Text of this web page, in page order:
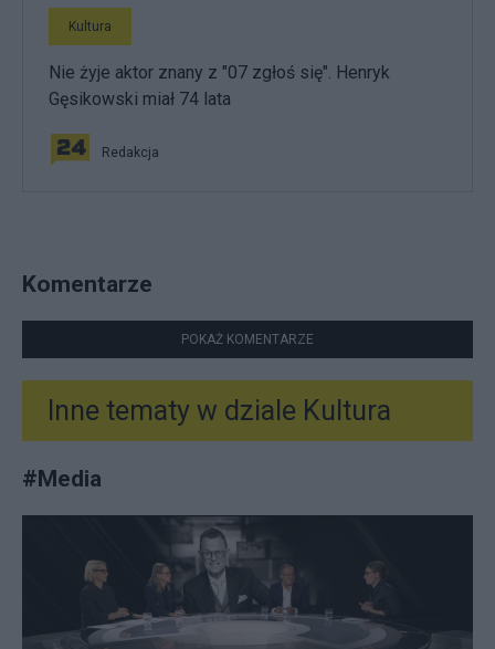
Kultura
Nie żyje aktor znany z "07 zgłoś się". Henryk
Gęsikowski miał 74 lata
Redakcja
Komentarze
POKAŻ KOMENTARZE
Inne tematy w dziale Kultura
#Media